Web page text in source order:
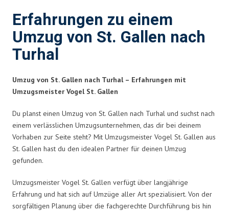
Erfahrungen zu einem
Umzug von St. Gallen nach
Turhal
Umzug von St. Gallen nach Turhal – Erfahrungen mit
Umzugsmeister Vogel St. Gallen
Du planst einen Umzug von St. Gallen nach Turhal und suchst nach
einem verlässlichen Umzugsunternehmen, das dir bei deinem
Vorhaben zur Seite steht? Mit Umzugsmeister Vogel St. Gallen aus
St. Gallen hast du den idealen Partner für deinen Umzug
gefunden.
Umzugsmeister Vogel St. Gallen verfügt über langjährige
Erfahrung und hat sich auf Umzüge aller Art spezialisiert. Von der
sorgfältigen Planung über die fachgerechte Durchführung bis hin